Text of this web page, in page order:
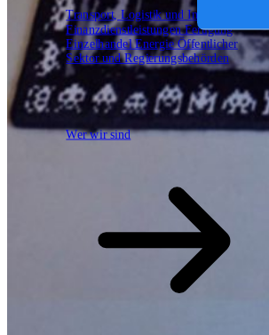
Transport, Logistik und Infrastruktur
FinanzdienstleistungenFertigung
EinzelhandelEnergieÖffentlicher
Sektor und Regierungsbehörden
Technologiepartner
Wer wir sind
Wer wir sind